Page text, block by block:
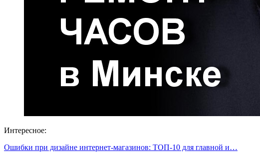
Интересное:
Ошибки при дизайне интернет-магазинов: ТОП-10 для главной и…